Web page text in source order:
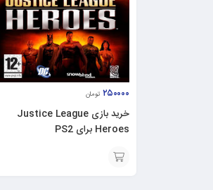
۲۵۰۰۰۰ تومان
خرید بازی Justice League
Heroes برای PS2